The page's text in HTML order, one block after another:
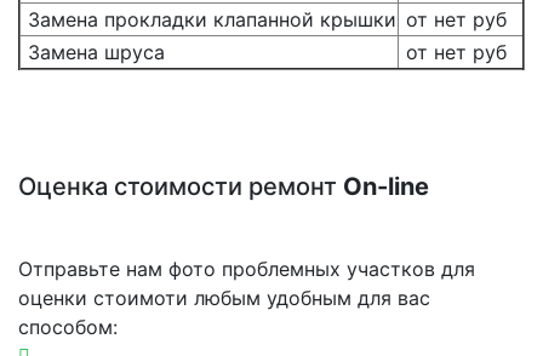
Замена прокладки клапанной крышки от нет руб
Замена шруса
от нет руб
Оценка стоимости ремонт On-line
Отправьте нам фото проблемных участков для
оценки стоимоти любым удобным для вас
способом: